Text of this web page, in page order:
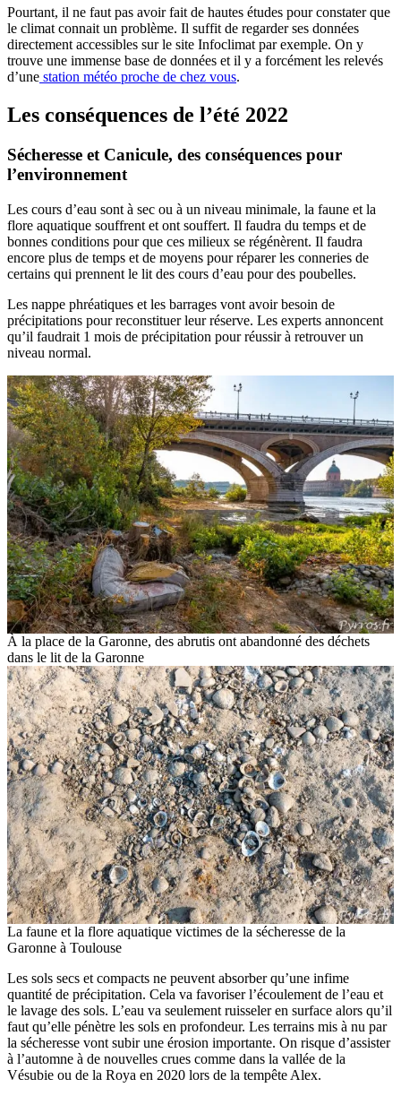
Pourtant, il ne faut pas avoir fait de hautes études pour constater que
le climat connait un problème. Il suffit de regarder ses données
directement accessibles sur le site Infoclimat par exemple. On y
trouve une immense base de données et il y a forcément les relevés
d’une station météo proche de chez vous.
Les conséquences de l’été 2022
Sécheresse et Canicule, des conséquences pour
l’environnement
Les cours d’eau sont à sec ou à un niveau minimale, la faune et la
flore aquatique souffrent et ont souffert. Il faudra du temps et de
bonnes conditions pour que ces milieux se régénèrent. Il faudra
encore plus de temps et de moyens pour réparer les conneries de
certains qui prennent le lit des cours d’eau pour des poubelles.
Les nappe phréatiques et les barrages vont avoir besoin de
précipitations pour reconstituer leur réserve. Les experts annoncent
qu’il faudrait 1 mois de précipitation pour réussir à retrouver un
niveau normal.
À la place de la Garonne, des abrutis ont abandonné des déchets
dans le lit de la Garonne
La faune et la flore aquatique victimes de la sécheresse de la
Garonne à Toulouse
Les sols secs et compacts ne peuvent absorber qu’une infime
quantité de précipitation. Cela va favoriser l’écoulement de l’eau et
le lavage des sols. L’eau va seulement ruisseler en surface alors qu’il
faut qu’elle pénètre les sols en profondeur. Les terrains mis à nu par
la sécheresse vont subir une érosion importante. On risque d’assister
à l’automne à de nouvelles crues comme dans la vallée de la
Vésubie ou de la Roya en 2020 lors de la tempête Alex.